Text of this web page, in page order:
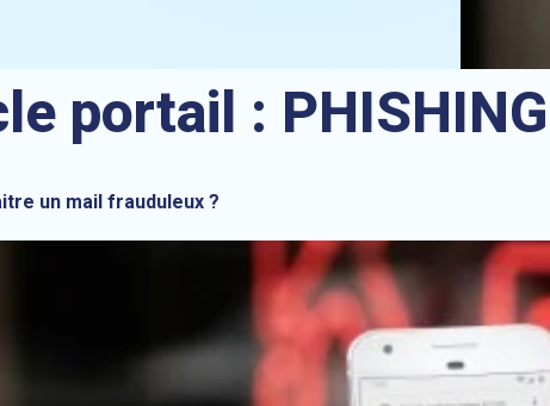
portail : PHISHING
un mail frauduleux ?